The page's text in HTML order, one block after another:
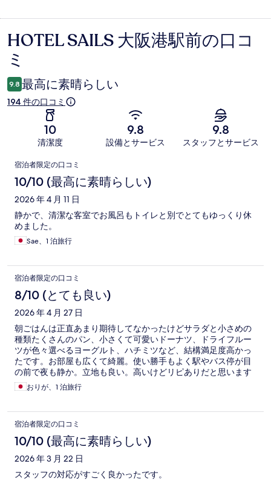
口
コ
ミ
HOTEL SAILS 大阪港駅前の口コ
ミ
9.8 最高に素晴らしい
194 件の口コミ
10
清潔度
9.8
設備とサービス
9.8
スタッフとサービス
口
コ
ミ
宿泊者限定の口コミ
10/10 (最高に素晴らしい)
2026 年 4 月 11 日
静かで、清潔な客室でお風呂もトイレと別でとてもゆっくり休
めました。
Sae、1 泊旅行
宿泊者限定の口コミ
8/10 (とても良い)
2026 年 4 月 27 日
朝ごはんは正直あまり期待してなかったけどサラダと小さめの
種類たくさんのパン、小さくて可愛いドーナツ、ドライフルー
ツが色々選べるヨーグルト、ハチミツなど、結構満足度高かっ
たです。お部屋も広くて綺麗。使い勝手もよく駅やバス停が目
の前で夜も静か。立地も良い。高いけどリピありだと思います
おりが、1 泊旅行
宿泊者限定の口コミ
10/10 (最高に素晴らしい)
2026 年 3 月 22 日
スタッフの対応がすごく良かったです。